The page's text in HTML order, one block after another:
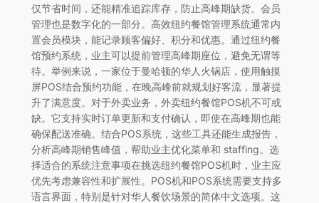
仅节省时间，还能精准追踪库存，防止高峰期缺货。会员
管理也是数字化的一部分。高效纽约餐馆管理系统通常内
置会员模块，能记录顾客偏好、积分和优惠。通过纽约餐
馆预约系统，业主可以提前管理高峰期座位，避免无谓等
待。举例来说，一家位于曼哈顿的华人火锅店，使用触摸
屏POS结合预约功能，在晚高峰前就规划好客流，显著提
升了满意度。对于外卖业务，外卖纽约餐馆POS机不可或
缺。它支持实时订单更新和支付确认，即使在高峰期也能
确保配送准确。结合POS系统，这些工具还能生成报告，
分析高峰期销售峰值，帮助业主优化菜单和 staffing。选
择适合的系统注意事项在挑选纽约餐馆POS机时，业主应
优先考虑兼容性和扩展性。POS机和POS系统需要支持多
语言界面，特别是针对华人餐饮场景的简体中文选项。这